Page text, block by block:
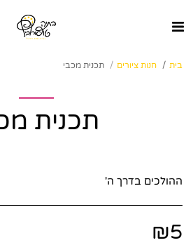
בית חנות ציורים תכנית מכבי
תכנית
ההולכים בדרך ה'
₪5